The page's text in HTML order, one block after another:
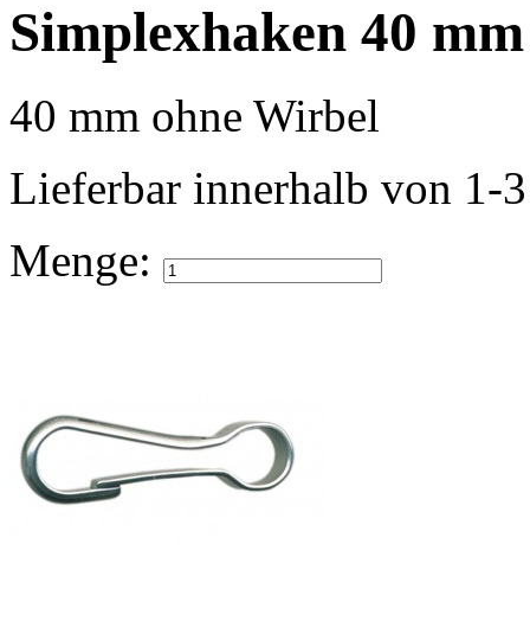
Simplexhaken 40
40 mm ohne Wirbel
Lieferbar innerhalb von 1-
Menge: